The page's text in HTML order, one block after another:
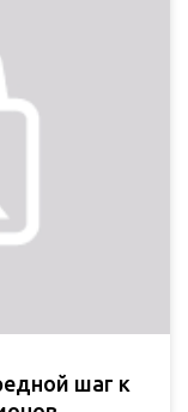
шаг к